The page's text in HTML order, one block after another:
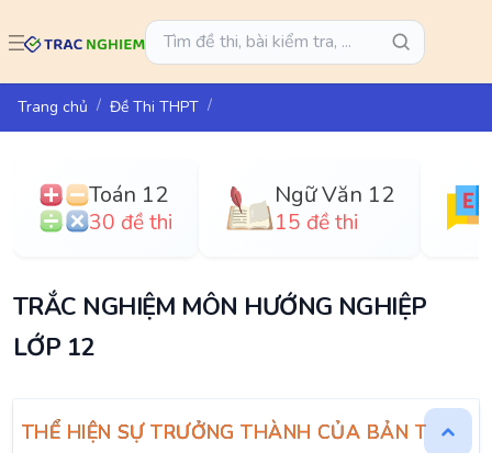
Trang chủ Đề Thi THPT
Toán 12
30 đề thi
Ngữ Văn 12
15 đề thi
TRẮC NGHIỆM MÔN HƯỚNG NGHIỆP
LỚP 12
THỂ HIỆN SỰ TRƯỞNG THÀNH CỦA BẢN THÂN